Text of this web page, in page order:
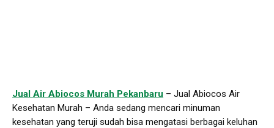
Jual Air Abiocos Murah Pekanbaru – Jual Abiocos Air
Kesehatan Murah – Anda sedang mencari minuman
kesehatan yang teruji sudah bisa mengatasi berbagai keluhan